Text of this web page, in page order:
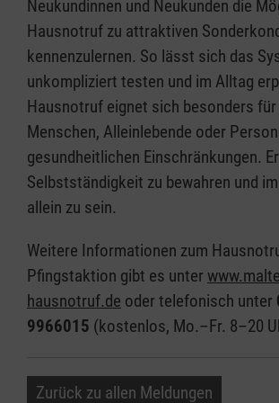
Neukundinnen und Neukunden die
Hausnotruf zu attraktiven
kennenzulernen. So lässt sich das
unkompliziert testen und im Alltag
Hausnotruf eignet sich besonders
Menschen, Alleinlebende oder
gesundheitlichen Einschränkungen.
Selbstständigkeit zu bewahren und
allein zu sein.
Weitere Informationen zum
Pfingstaktion gibt es unter
hausnotruf.de oder telefonisch unter
9966015 (kostenlos, Mo.–Fr. 8–20
Zurück zu allen Meldungen